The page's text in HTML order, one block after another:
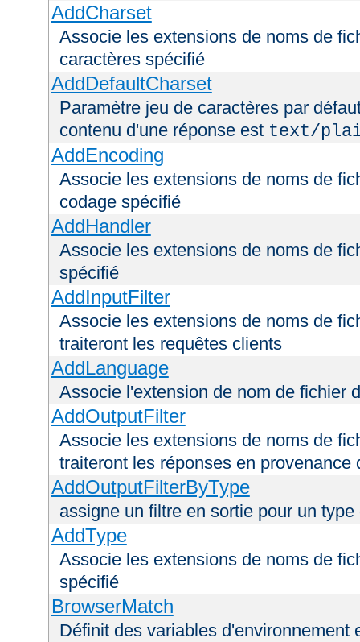
AddCharset
Associe les extensions de noms de
caractères spécifié
AddDefaultCharset
Paramètre jeu de caractères par
contenu d'une réponse est text/
AddEncoding
Associe les extensions de noms de
codage spécifié
AddHandler
Associe les extensions de noms de
spécifié
AddInputFilter
Associe les extensions de noms de
traiteront les requêtes clients
AddLanguage
Associe l'extension de nom de fichier
AddOutputFilter
Associe les extensions de noms de
traiteront les réponses en provenance
AddOutputFilterByType
assigne un filtre en sortie pour un
AddType
Associe les extensions de noms de
spécifié
BrowserMatch
Définit des variables d'environnement